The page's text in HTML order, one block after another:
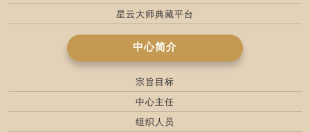
星云大师典藏平台
中心简介
宗旨目标
中心主任
组织人员